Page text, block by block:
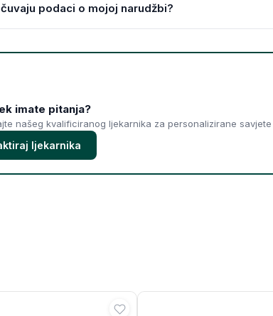
podaci o mojoj narudžbi?
imate pitanja?
našeg kvalificiranog ljekarnika za personalizirane savjete
ljekarnika